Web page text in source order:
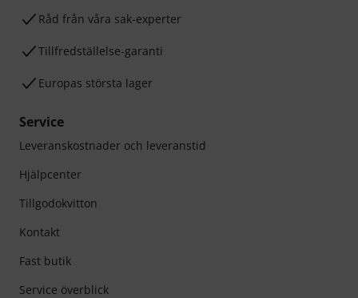
Råd från våra sak-experter
Tillfredställelse-garanti
Europas största lager
Service
Leveranskostnader och leveranstid
Hjälpcenter
Tillgodokvitton
Kontakt
Fast butik
Service överblick